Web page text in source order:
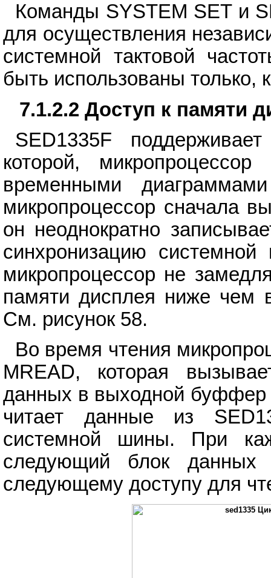
Команды SYSTEM SET и
для осуществления
системной тактовой
быть использованы
7.1.2.2 Доступ к памяти
SED1335F
которой,
временными
микропроцессор сначала
он неоднократно
синхронизацию
микропроцессор не
памяти дисплея ниже чем
См. рисунок 58.
Во время чтения
MREAD, которая
данных в выходной буффер
читает данные из
системной шины. При
следующий блок данных
следующему доступу для